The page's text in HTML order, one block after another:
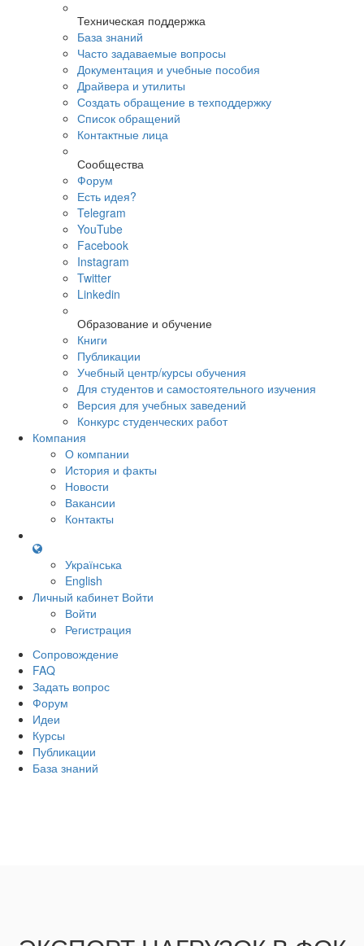
Техническая поддержка
База знаний
Часто задаваемые вопросы
Документация и учебные пособия
Драйвера и утилиты
Создать обращение в техподдержку
Список обращений
Контактные лица
Сообщества
Форум
Есть идея?
Telegram
YouTube
Facebook
Instagram
Twitter
Linkedin
Образование и обучение
Книги
Публикации
Учебный центр/курсы обучения
Для студентов и самостоятельного изучения
Версия для учебных заведений
Конкурс студенческих работ
Компания
О компании
История и факты
Новости
Вакансии
Контакты
Українська
English
Личный кабинет Войти
Войти
Регистрация
Сопровождение
FAQ
Задать вопрос
Форум
Идеи
Курсы
Публикации
База знаний